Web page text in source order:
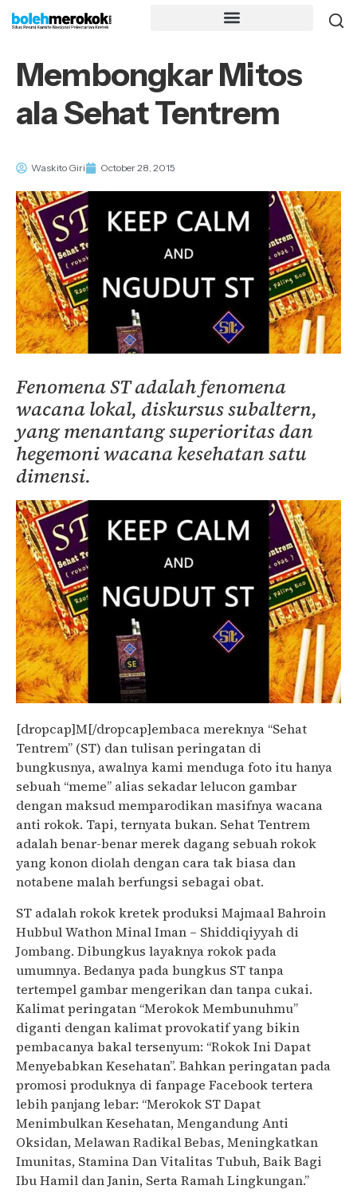
Membongkar Mitos
ala Sehat Tentrem
Waskito Giri October 28, 2015
Fenomena ST adalah fenomena
wacana lokal, diskursus subaltern,
yang menantang superioritas dan
hegemoni wacana kesehatan satu
dimensi.
[dropcap]M[/dropcap]embaca mereknya “Sehat
Tentrem” (ST) dan tulisan peringatan di
bungkusnya, awalnya kami menduga foto itu hanya
sebuah “meme” alias sekadar lelucon gambar
dengan maksud memparodikan masifnya wacana
anti rokok. Tapi, ternyata bukan. Sehat Tentrem
adalah benar-benar merek dagang sebuah rokok
yang konon diolah dengan cara tak biasa dan
notabene malah berfungsi sebagai obat.
ST adalah rokok kretek produksi Majmaal Bahroin
Hubbul Wathon Minal Iman – Shiddiqiyyah di
Jombang. Dibungkus layaknya rokok pada
umumnya. Bedanya pada bungkus ST tanpa
tertempel gambar mengerikan dan tanpa cukai.
Kalimat peringatan “Merokok Membunuhmu”
diganti dengan kalimat provokatif yang bikin
pembacanya bakal tersenyum: “Rokok Ini Dapat
Menyebabkan Kesehatan”. Bahkan peringatan pada
promosi produknya di fanpage Facebook tertera
lebih panjang lebar: “Merokok ST Dapat
Menimbulkan Kesehatan, Mengandung Anti
Oksidan, Melawan Radikal Bebas, Meningkatkan
Imunitas, Stamina Dan Vitalitas Tubuh, Baik Bagi
Ibu Hamil dan Janin, Serta Ramah Lingkungan.”